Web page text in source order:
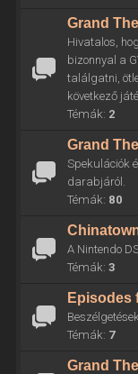
Grand
Hivatalos,
bizonnyal a
találgatni,
következő
Témák: 2
Grand
Spekulációk
darabjáról.
Témák: 80
A Nintendo
Témák: 3
Episodes
Témák: 7
Grand